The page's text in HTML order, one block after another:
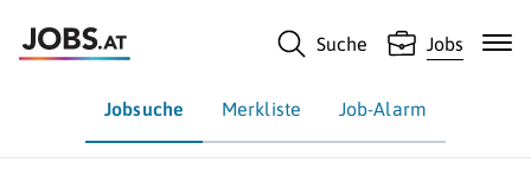
Suche Jobs
Jobsuche Merkliste Job-Alarm